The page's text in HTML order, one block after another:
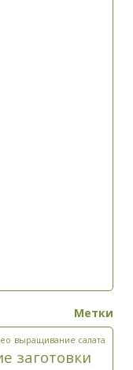
Метки
выращивание салата
заготовки